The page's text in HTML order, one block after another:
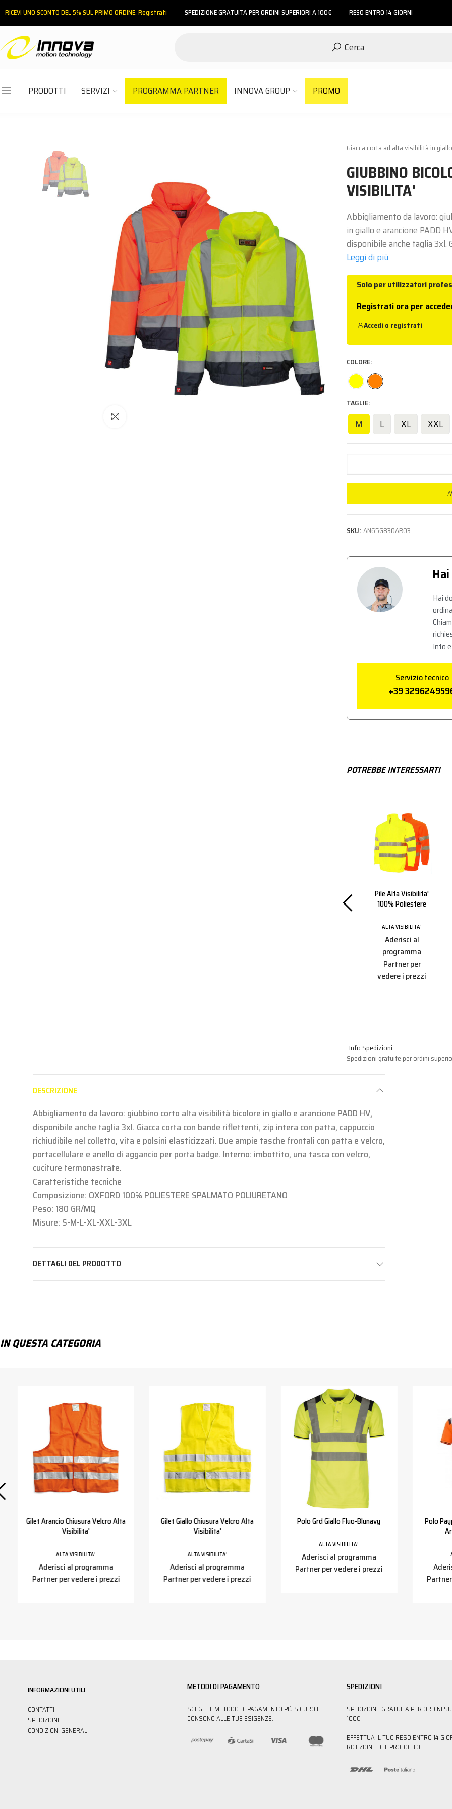
RICEVI UNO SCONTO DEL 5% SUL PRIMO ORDINE. Registrati SPEDIZIONE GRATUITA PER ORDINI SUPERIORI A 100€ RESO ENTRO 14 GIORNI
Cerca
PRODOTTI SERVIZI PROGRAMMA PARTNER INNOVA GROUP PROMO
Giacca corta ad alta visibilità in
GIUBBINO
VISIBILITA'
Abbigliamento da lavoro:
in giallo e arancione PADD
disponibile anche taglia 3xl.
Leggi di più
Solo per utilizzatori
Registrati ora per
Accedi o registrati
COLORE
TAGLIE
M L XL XXL
SKU: AN65G830AR03
Hai
Info
Servizio tecnico
+39
POTREBBE INTERESSARTI
Pile Alta Visibilita'
100% Poliestere
ALTA VISIBILITA'
Aderisci al
programma
Partner per
vedere i prezzi
Info Spedizioni
Spedizioni gratuite per ordini
DESCRIZIONE
Abbigliamento da lavoro: giubbino corto alta visibilità bicolore in giallo e arancione PADD HV,
disponibile anche taglia 3xl. Giacca corta con bande riflettenti, zip intera con patta, cappuccio
richiudibile nel colletto, vita e polsini elasticizzati. Due ampie tasche frontali con patta e velcro,
portacellulare e anello di aggancio per porta badge. Interno: imbottito, una tasca con velcro,
cuciture termonastrate.
Caratteristiche tecniche
Composizione: OXFORD 100% POLIESTERE SPALMATO POLIURETANO
Peso: 180 GR/MQ
Misure: S-M-L-XL-XXL-3XL
DETTAGLI DEL PRODOTTO
IN QUESTA CATEGORIA
Gilet Arancio Chiusura Velcro Alta
Visibilita'
ALTA VISIBILITA'
Aderisci al programma
Partner per vedere i prezzi
Gilet Giallo Chiusura Velcro Alta
Visibilita'
ALTA VISIBILITA'
Aderisci al programma
Partner per vedere i prezzi
Polo Grd Giallo Fluo-Blunavy
ALTA VISIBILITA'
Aderisci al programma
Partner per vedere i prezzi
Polo
INFORMAZIONI UTILI
CONTATTI
SPEDIZIONI
CONDIZIONI GENERALI
METODI DI PAGAMENTO
SCEGLI IL METODO DI PAGAMENTO PIù SICURO E
CONSONO ALLE TUE ESIGENZE.
SPEDIZIONI
SPEDIZIONE GRATUITA PER ORDINI
100€
EFFETTUA IL TUO RESO ENTRO 14
RICEZIONE DEL PRODOTTO.
ACCEDI
Hai dimenticato la password?
CREA UN NUOVO ACCOUNT